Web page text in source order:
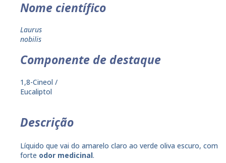
Nome científico
Laurus
nobilis
Componente de destaque
1,8-Cineol /
Eucaliptol
Descrição
Líquido que vai do amarelo claro ao verde oliva escuro, com
forte odor medicinal.